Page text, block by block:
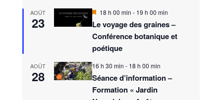
AOÛT
23
M
s
e
a
a
n
t
18 h 00 min - 19 h 00 min
Le voyage des graines –
Conférence botanique et
poétique
AOÛT
28
16 h 30 min - 18 h 00 min
Séance d’information –
Formation « Jardin